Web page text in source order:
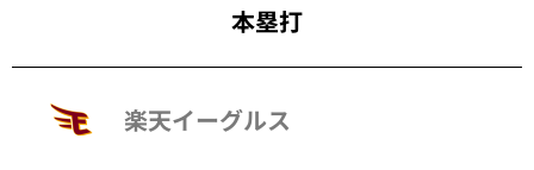
本塁打
楽天イーグルス